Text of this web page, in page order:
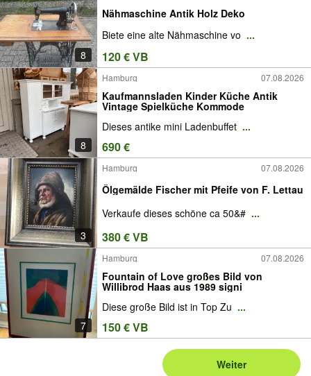
8
Nähmaschine Antik Holz Deko
Biete eine alte Nähmaschine vo ...
120 € VB
8
Hamburg 07.08.2026
Kaufmannsladen Kinder Küche Antik
Vintage Spielküche Kommode
Dieses antike mini Ladenbuffet ...
690 €
3
Hamburg 07.08.2026
Ölgemälde Fischer mit Pfeife von F. Lettau
Verkaufe dieses schöne ca 50&# ...
380 € VB
7
Hamburg 07.08.2026
Fountain of Love großes Bild von
Willibrod Haas aus 1989 signi
Diese große Bild ist in Top Zu ...
150 € VB
Weiter